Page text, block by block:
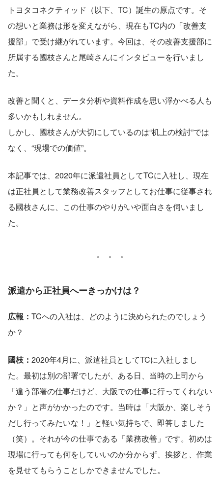
トヨタコネクティッド（以下、TC）誕生の原点です。そ
の想いと業務は形を変えながら、現在もTC内の「改善支
援部」で受け継がれています。今回は、その改善支援部に
所属する國枝さんと尾崎さんにインタビューを行いまし
た。
改善と聞くと、データ分析や資料作成を思い浮かべる人も
多いかもしれません。
しかし、國枝さんが大切にしているのは“机上の検討”では
なく、“現場での価値”。
本記事では、2020年に派遣社員としてTCに入社し、現在
は正社員として業務改善スタッフとしてお仕事に従事され
る國枝さんに、この仕事のやりがいや面白さを伺いまし
た。
派遣から正社員へーきっかけは？
広報： TCへの入社は、どのように決められたのでしょう
か？
國枝： 2020年4月に、派遣社員としてTCに入社しまし
た。最初は別の部署でしたが、ある日、当時の上司から
「違う部署の仕事だけど、大阪での仕事に行ってくれない
か？」と声がかかったのです。当時は「大阪か、楽しそう
だし行ってみたいな！」と軽い気持ちで、即答しました
（笑）。それが今の仕事である「業務改善」です。初めは
現場に行っても何をしていいのか分からず、挨拶と、作業
を見せてもらうことしかできませんでした。